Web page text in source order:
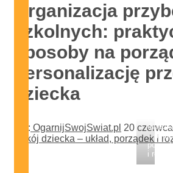
Organizacja
szkolnych:
sposoby na
personalizację
dziecka
By : OgarnijSwojSwiat.pl 20
Pokój dziecka – układ, porządek i
dziecka
–
i rozwój